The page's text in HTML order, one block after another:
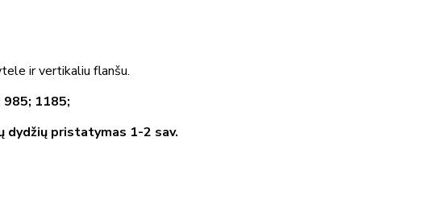
ir vertikaliu flanšu.
1185;
dydžių pristatymas 1-2 sav.